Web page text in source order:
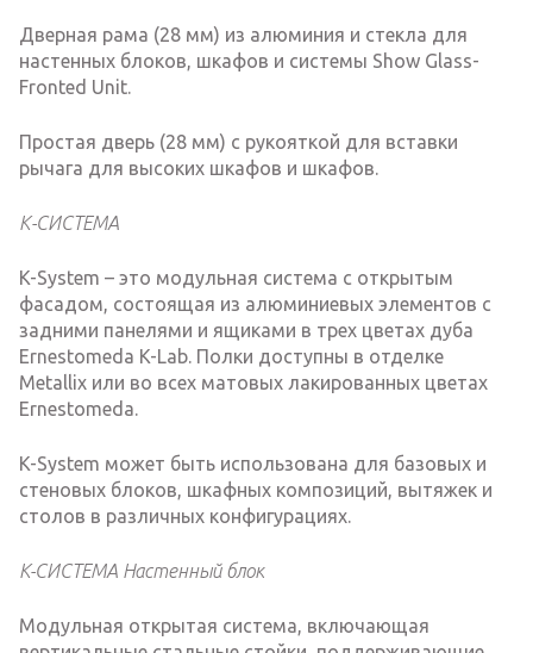
Дверная рама (28 мм) из алюминия и стекла для
настенных блоков, шкафов и системы Show Glass-
Fronted Unit.
Простая дверь (28 мм) с рукояткой для вставки
рычага для высоких шкафов и шкафов.
К-СИСТЕМА
K-System – это модульная система с открытым
фасадом, состоящая из алюминиевых элементов с
задними панелями и ящиками в трех цветах дуба
Ernestomeda K-Lab. Полки доступны в отделке
Metallix или во всех матовых лакированных цветах
Ernestomeda.
K-System может быть использована для базовых и
стеновых блоков, шкафных композиций, вытяжек и
столов в различных конфигурациях.
K-СИСТЕМА Настенный блок
Модульная открытая система, включающая